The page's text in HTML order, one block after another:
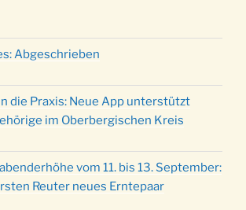
weihnachtliches Brauchtum am
Gassner-Hof um 17:00 Uhr
im Ev. Gemeindehaus von 10-
Konzert des Honterus Chors in
um 17:00 Uhr
mit Krippenspiel im Ev.
um 15:00 Uhr
in der FeG um 16 Uhr
Abgeschrieben
die Praxis: Neue App unterstützt
im Oberbergischen Kreis
vom 11. bis 13. September:
Reuter neues Erntepaar